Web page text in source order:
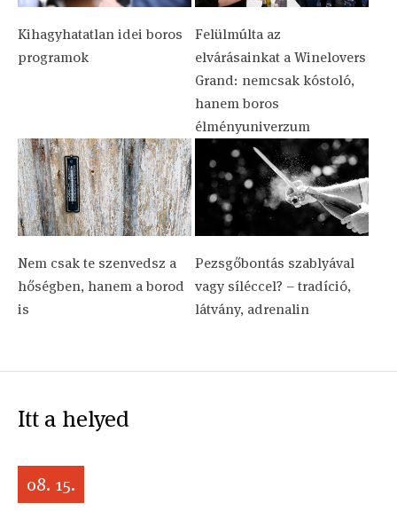
Kihagyhatatlan idei boros
programok
Felülmúlta az
elvárásainkat a Winelovers
Grand: nemcsak kóstoló,
hanem boros
élményuniverzum
Nem csak te szenvedsz a
hőségben, hanem a borod
is
Pezsgőbontás szablyával
vagy síléccel? – tradíció,
látvány, adrenalin
Itt a helyed
08. 15.